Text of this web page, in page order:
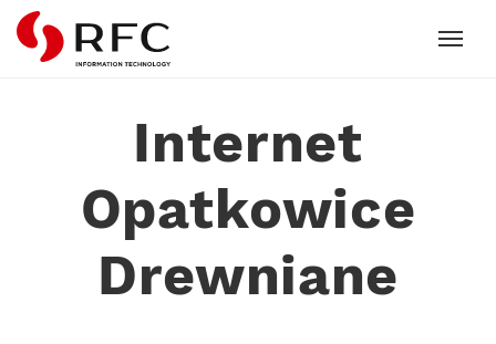
RFC
Internet
Opatkowice
Drewniane